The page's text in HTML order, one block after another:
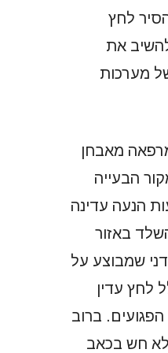
לחץ
את
מערכות
מאבחן
הבעייה
הנעה עדינה
באזור
שמבוצע על
לחץ עדין
ברוב
חש בכאב